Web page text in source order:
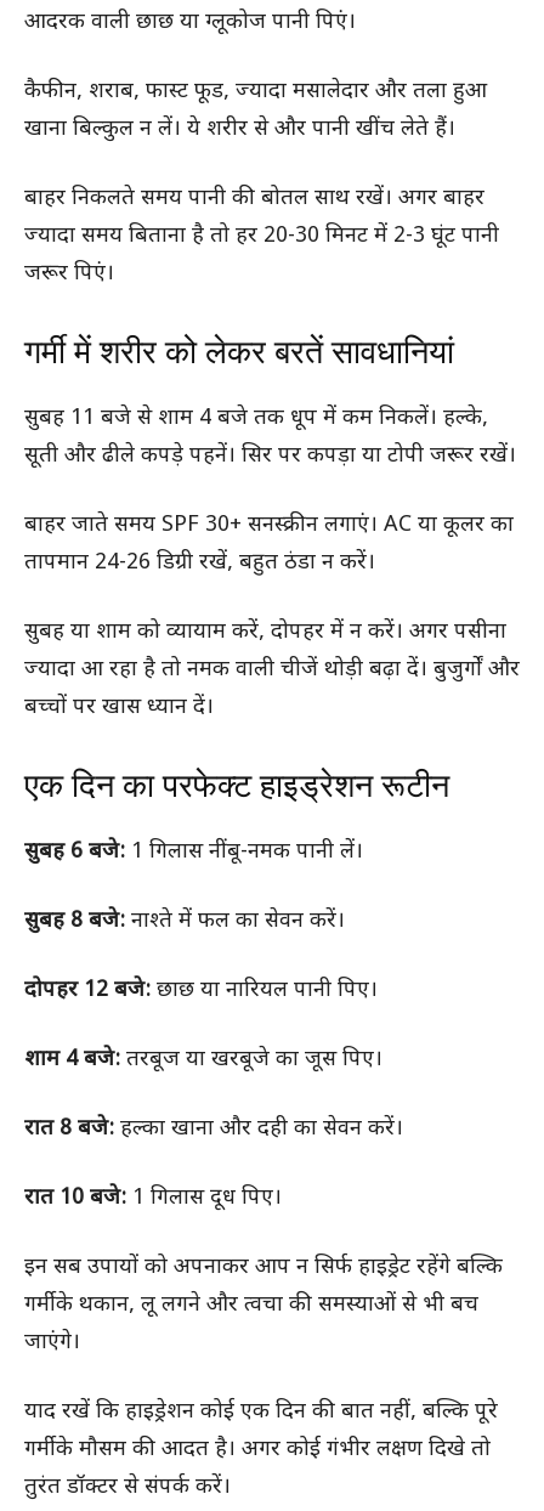
आदरक वाली छाछ या ग्लूकोज पानी पिएं।
कैफीन, शराब, फास्ट फूड, ज्यादा मसालेदार और तला हुआ
खाना बिल्कुल न लें। ये शरीर से और पानी खींच लेते हैं।
बाहर निकलते समय पानी की बोतल साथ रखें। अगर बाहर
ज्यादा समय बिताना है तो हर 20-30 मिनट में 2-3 घूंट पानी
जरूर पिएं।
गर्मी में शरीर को लेकर बरतें सावधानियां
सुबह 11 बजे से शाम 4 बजे तक धूप में कम निकलें। हल्के,
सूती और ढीले कपड़े पहनें। सिर पर कपड़ा या टोपी जरूर रखें।
बाहर जाते समय SPF 30+ सनस्क्रीन लगाएं। AC या कूलर का
तापमान 24-26 डिग्री रखें, बहुत ठंडा न करें।
सुबह या शाम को व्यायाम करें, दोपहर में न करें। अगर पसीना
ज्यादा आ रहा है तो नमक वाली चीजें थोड़ी बढ़ा दें। बुजुर्गों और
बच्चों पर खास ध्यान दें।
एक दिन का परफेक्ट हाइड्रेशन रूटीन
सुबह 6 बजे: 1 गिलास नींबू-नमक पानी लें।
सुबह 8 बजे: नाश्ते में फल का सेवन करें।
दोपहर 12 बजे: छाछ या नारियल पानी पिए।
शाम 4 बजे: तरबूज या खरबूजे का जूस पिए।
रात 8 बजे: हल्का खाना और दही का सेवन करें।
रात 10 बजे: 1 गिलास दूध पिए।
इन सब उपायों को अपनाकर आप न सिर्फ हाइड्रेट रहेंगे बल्कि
गर्मी के थकान, लू लगने और त्वचा की समस्याओं से भी बच
जाएंगे।
याद रखें कि हाइड्रेशन कोई एक दिन की बात नहीं, बल्कि पूरे
गर्मी के मौसम की आदत है। अगर कोई गंभीर लक्षण दिखे तो
तुरंत डॉक्टर से संपर्क करें।